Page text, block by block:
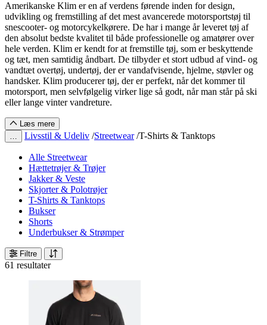
Amerikanske Klim er en af verdens førende inden for design,
udvikling og fremstilling af det mest avancerede motorsportstøj til
snescooter- og motorcykelkørere. De har i mange år leveret tøj af
den absolut bedste kvalitet til både professionelle og amatører over
hele verden. Klim er kendt for at fremstille tøj, som er beskyttende
og tæt, men samtidig åndbart. De tilbyder et stort udbud af vind- og
vandtæt overtøj, undertøj, der er vandafvisende, hjelme, støvler og
handsker. Klim producerer tøj, der er perfekt, når det kommer til
motorsport, men selvfølgelig virker lige så godt, når man står på ski
eller lange vinter vandreture.
Læs mere
…
Livsstil & Udeliv /Streetwear /T-Shirts & Tanktops
Alle Streetwear
Hættetrøjer & Trøjer
Jakker & Veste
Skjorter & Polotrøjer
T-Shirts & Tanktops
Bukser
Shorts
Underbukser & Strømper
Filtre
61 resultater